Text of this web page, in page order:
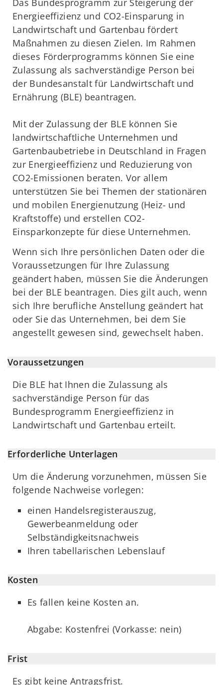
Energieeffizienz und CO2-Einsparung in
Landwirtschaft und Gartenbau fördert
Maßnahmen zu diesen Zielen. Im Rahmen
dieses Förderprogramms können Sie eine
Zulassung als sachverständige Person bei
der Bundesanstalt für Landwirtschaft und
Ernährung (BLE) beantragen.
Mit der Zulassung der BLE können Sie
landwirtschaftliche Unternehmen und
Gartenbaubetriebe in Deutschland in Fragen
zur Energieeffizienz und Reduzierung von
CO2-Emissionen beraten. Vor allem
unterstützen Sie bei Themen der stationären
und mobilen Energienutzung (Heiz- und
Kraftstoffe) und erstellen CO2-
Einsparkonzepte für diese Unternehmen.
Wenn sich Ihre persönlichen Daten oder die
Voraussetzungen für Ihre Zulassung
geändert haben, müssen Sie die Änderungen
bei der BLE beantragen. Dies gilt auch, wenn
sich Ihre berufliche Anstellung geändert hat
oder Sie das Unternehmen, bei dem Sie
angestellt gewesen sind, gewechselt haben.
Voraussetzungen
Die BLE hat Ihnen die Zulassung als
sachverständige Person für das
Bundesprogramm Energieeffizienz in
Landwirtschaft und Gartenbau erteilt.
Erforderliche Unterlagen
Um die Änderung vorzunehmen, müssen Sie
folgende Nachweise vorlegen:
einen Handelsregisterauszug,
Gewerbeanmeldung oder
Selbständigkeitsnachweis
Ihren tabellarischen Lebenslauf
Kosten
Es fallen keine Kosten an.
Abgabe: Kostenfrei (Vorkasse: nein)
Frist
Es gibt keine Antragsfrist.